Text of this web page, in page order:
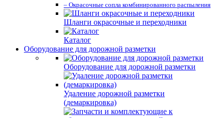
– Окрасочные сопла комбинированного распыления
Шланги окрасочные и переходники
Каталог
Оборудование для дорожной разметки
Оборудование для дорожной разметки
Удаление дорожной разметки
(демаркировка)